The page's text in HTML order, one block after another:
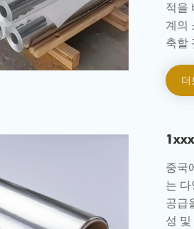
적을
계의
축할
더
중국
는
공급
성